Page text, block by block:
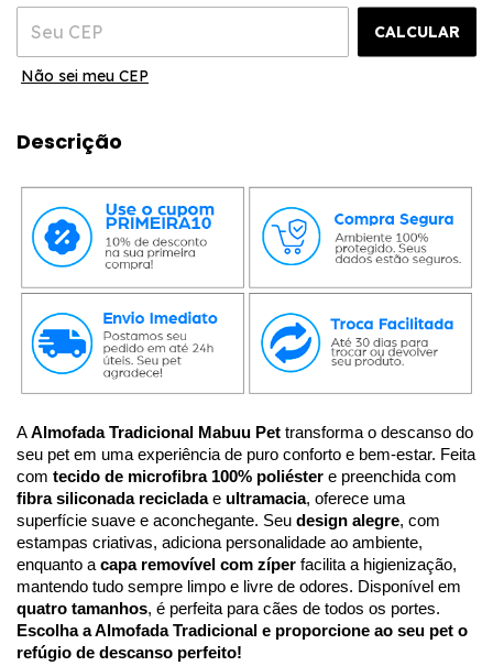
CALCULAR
Não sei meu CEP
Descrição
A Almofada Tradicional Mabuu Pet transforma o descanso do
seu pet em uma experiência de puro conforto e bem-estar. Feita
com tecido de microfibra 100% poliéster
fibra siliconada reciclada e ultramacia, oferece uma
superfície suave e aconchegante. Seu design alegre, com
estampas criativas, adiciona personalidade ao ambiente,
enquanto a capa removível com zíper facilita a higienização,
quatro tamanhos
Escolha a Almofada Tradicional e proporcione ao seu pet o
refúgio de descanso perfeito!